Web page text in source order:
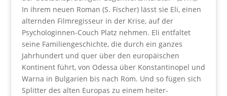
In ihrem neuen Roman (S. Fischer) lässt sie Eli, einen
alternden Filmregisseur in der Krise, auf der
Psychologinnen-Couch Platz nehmen. Eli entfaltet
seine Familiengeschichte, die durch ein ganzes
Jahrhundert und quer über den europäischen
Kontinent führt, von Odessa über Konstantinopel und
Warna in Bulgarien bis nach Rom. Und so fügen sich
Splitter des alten Europas zu einem heiter-